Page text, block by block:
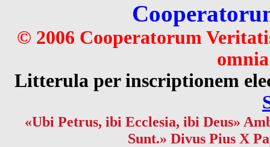
© 2006 Cooperatorum
Litterula per inscriptionem
«Ubi Petrus, ibi Ecclesia, ibi Deus»
Sunt.» Divus Pius X